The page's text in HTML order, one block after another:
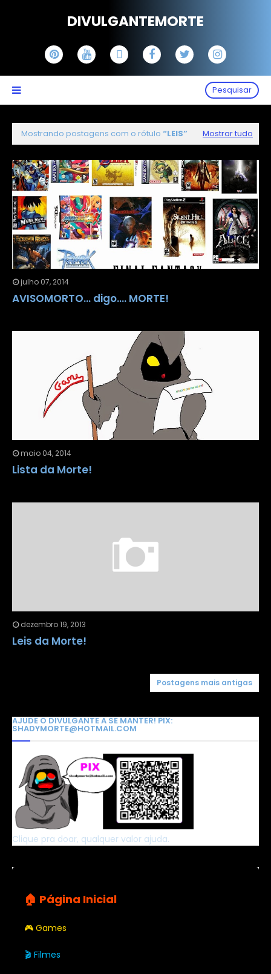
DIVULGANTEMORTE
Pesquisar
Mostrando postagens com o rótulo LEIS Mostrar tudo
julho 07, 2014
AVISOMORTO... digo.... MORTE!
maio 04, 2014
Lista da Morte!
dezembro 19, 2013
Leis da Morte!
Postagens mais antigas
AJUDE O DIVULGANTE A SE MANTER! PIX:
SHADYMORTE@HOTMAIL.COM
Clique pra doar, qualquer valor ajuda.
🏠 Página Inicial
🎮 Games
🎬 Filmes